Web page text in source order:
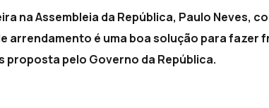
na Assembleia da República, Paulo Neves,
arrendamento é uma boa solução para fazer
proposta pelo Governo da República.